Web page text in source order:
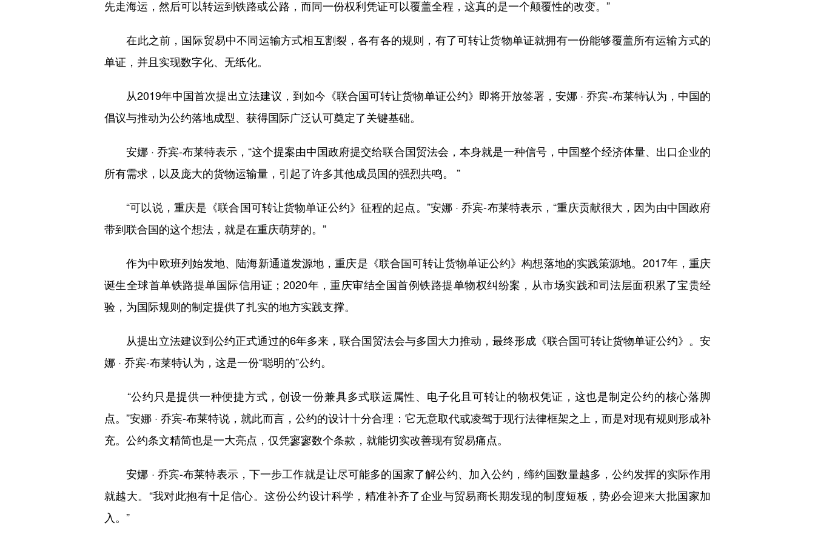
先走海运，然后可以转运到铁路或公路，而同一份权利凭证可以覆盖全程，这真的是一个颠覆性的改变。”
在此之前，国际贸易中不同运输方式相互割裂，各有各的规则，有了可转让货物单证就拥有一份能够覆盖所有运输方式的
单证，并且实现数字化、无纸化。
从2019年中国首次提出立法建议，到如今《联合国可转让货物单证公约》即将开放签署，安娜 · 乔宾-布莱特认为，中国的
倡议与推动为公约落地成型、获得国际广泛认可奠定了关键基础。
安娜 · 乔宾-布莱特表示，“这个提案由中国政府提交给联合国贸法会，本身就是一种信号，中国整个经济体量、出口企业的
所有需求，以及庞大的货物运输量，引起了许多其他成员国的强烈共鸣。 ”
“可以说，重庆是《联合国可转让货物单证公约》征程的起点。”安娜 · 乔宾-布莱特表示，“重庆贡献很大，因为由中国政府
带到联合国的这个想法，就是在重庆萌芽的。”
作为中欧班列始发地、陆海新通道发源地，重庆是《联合国可转让货物单证公约》构想落地的实践策源地。2017年，重庆
诞生全球首单铁路提单国际信用证；2020年，重庆审结全国首例铁路提单物权纠纷案，从市场实践和司法层面积累了宝贵经
验，为国际规则的制定提供了扎实的地方实践支撑。
从提出立法建议到公约正式通过的6年多来，联合国贸法会与多国大力推动，最终形成《联合国可转让货物单证公约》。安
娜 · 乔宾-布莱特认为，这是一份“聪明的”公约。
“公约只是提供一种便捷方式，创设一份兼具多式联运属性、电子化且可转让的物权凭证，这也是制定公约的核心落脚
点。”安娜 · 乔宾-布莱特说，就此而言，公约的设计十分合理：它无意取代或凌驾于现行法律框架之上，而是对现有规则形成补
充。公约条文精简也是一大亮点，仅凭寥寥数个条款，就能切实改善现有贸易痛点。
安娜 · 乔宾-布莱特表示，下一步工作就是让尽可能多的国家了解公约、加入公约，缔约国数量越多，公约发挥的实际作用
就越大。“我对此抱有十足信心。这份公约设计科学，精准补齐了企业与贸易商长期发现的制度短板，势必会迎来大批国家加
入。”